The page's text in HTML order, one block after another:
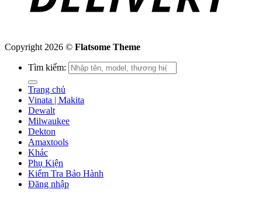
Copyright 2026 © Flatsome Theme
Tìm kiếm:
Trang chủ
Vinata | Makita
Dewalt
Milwaukee
Dekton
Amaxtools
Khác
Phụ Kiện
Kiểm Tra Bảo Hành
Đăng nhập